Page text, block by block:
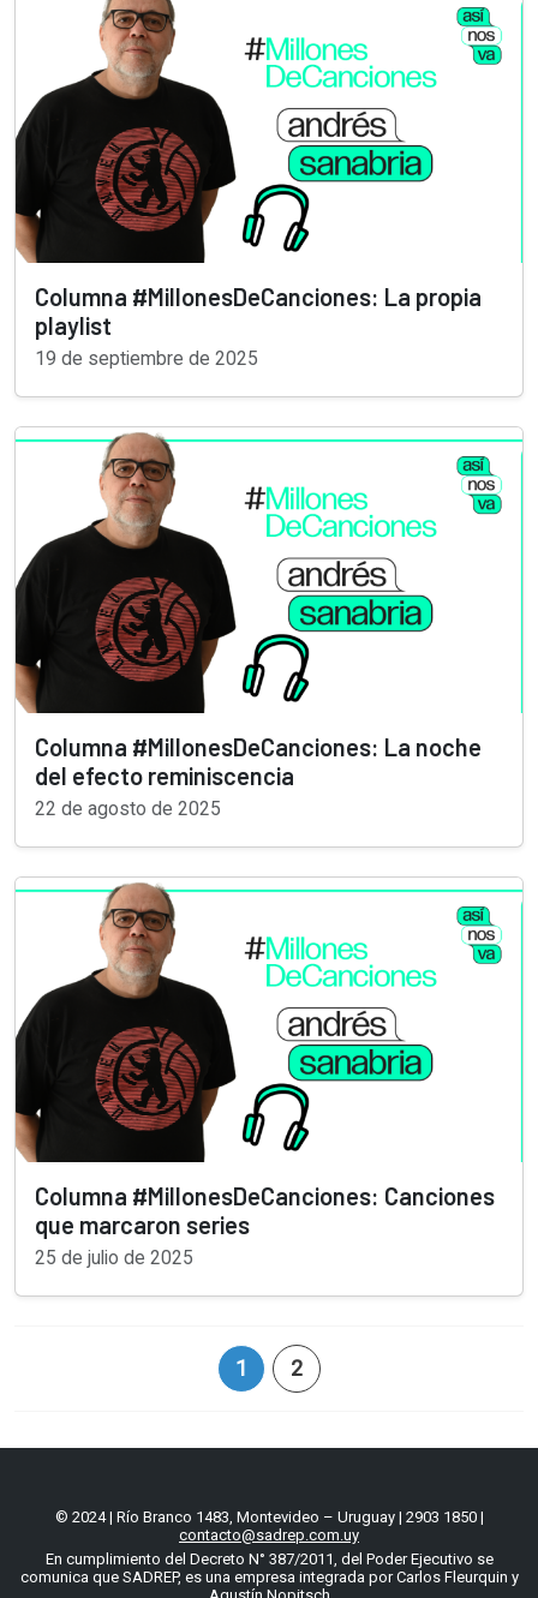
Columna #MillonesDeCanciones: La propia
playlist
19 de septiembre de 2025
Columna #MillonesDeCanciones: La noche
del efecto reminiscencia
22 de agosto de 2025
Columna #MillonesDeCanciones: Canciones
que marcaron series
25 de julio de 2025
1 2
© 2024 | Río Branco 1483, Montevideo – Uruguay | 2903 1850 |
contacto@sadrep.com.uy
En cumplimiento del Decreto N° 387/2011, del Poder Ejecutivo se
comunica que SADREP, es una empresa integrada por Carlos Fleurquin y